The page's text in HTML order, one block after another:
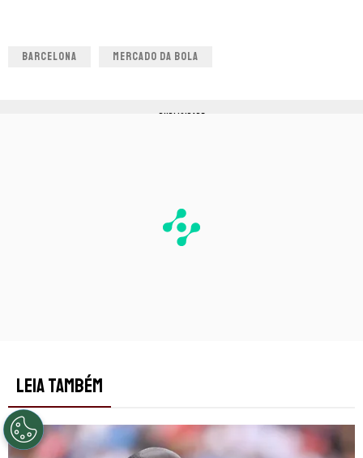
BARCELONA MERCADO DA BOLA
PUBLICIDADE
LEIA TAMBÉM